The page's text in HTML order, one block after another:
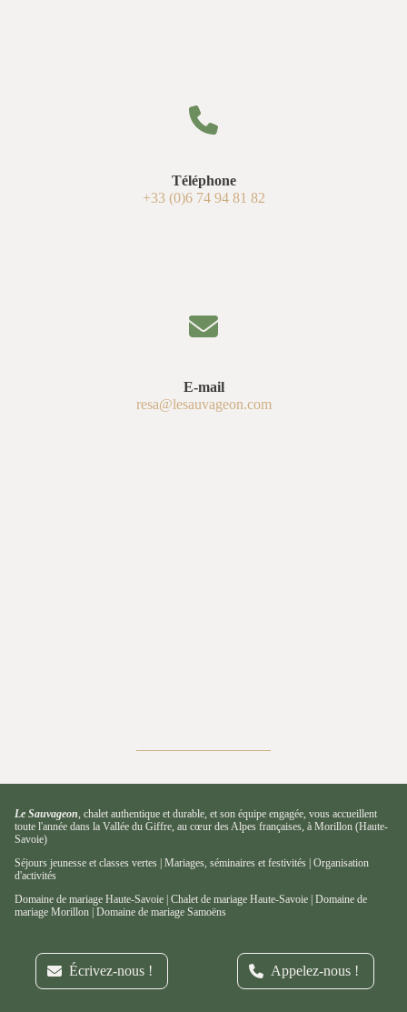
Téléphone
+33 (0)6 74 94 81 82
E-mail
resa@lesauvageon.com
Le Sauvageon chalet authentique et durable , et son équipe engagée , vous accueillent
toute l'année dans la Vallée du Giffre, au cœur des Alpes françaises, à Morillon (Haute-
Savoie)
Séjours jeunesse et classes vertes | Mariages, séminaires et festivités | Organisation
d'activités
Domaine de mariage Haute-Savoie | Chalet de mariage Haute-Savoie | Domaine de
mariage Morillon | Domaine de mariage Samoëns
Écrivez-nous ! Appelez-nous !